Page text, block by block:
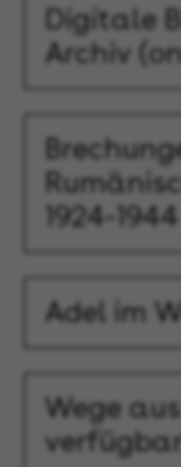
Digitale
Archiv
1924-1944
Adel im
Wege